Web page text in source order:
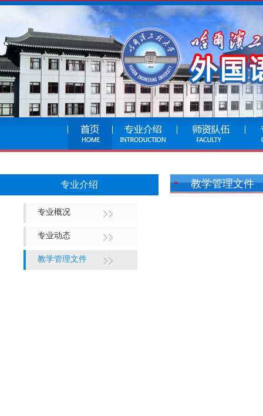
专业介绍
专业概况
专业动态
教学管理文件
教学管理文件